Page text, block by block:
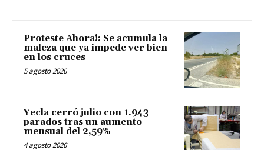
Proteste Ahora!: Se acumula la
maleza que ya impede ver bien
en los cruces
5 agosto 2026
Yecla cerró julio con 1.943
parados tras un aumento
mensual del 2,59%
4 agosto 2026